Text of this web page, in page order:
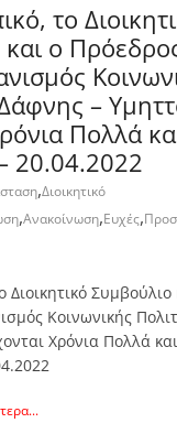
το
ο
–
Πολλά
20.04.2022
,Διοικητικό
,Ανακοίνωση,Ευχές,
Κοινωνικής
Χρόνια Πολλά